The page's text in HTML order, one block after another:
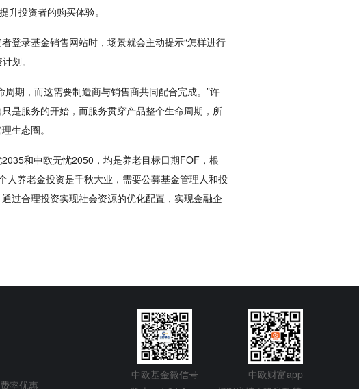
升投资者的购买体验。
登录基金销售网站时，场景就会主动提示“怎样进行
划。
期，而这需要制造商与销售商共同配合完成。”许
是服务的开始，而服务贯穿产品整个生命周期，所
生态圈。
和中欧无忧2050，均是养老目标日期FOF，根
养老金投资是千秋大业，需要公募基金管理人和投
过合理投资实现社会资源的优化配置，实现金融企
率优惠
中欧基金微信号
中欧财富app